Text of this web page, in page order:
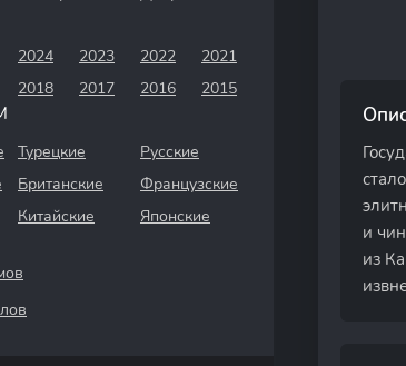
и
из
2024 2023 2022
2021
2018 2017 2016 2015
Турецкие
Русские
Британские
Французские
Китайские Японские